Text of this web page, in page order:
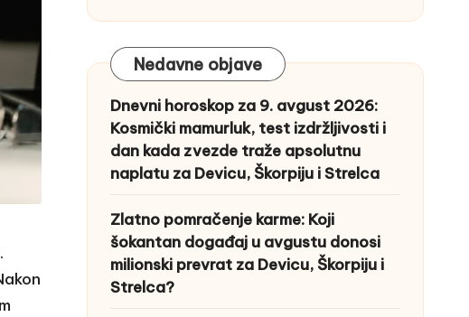
Nedavne objave
Dnevni horoskop za 9. avgust 2026:
Kosmički mamurluk, test izdržljivosti i
dan kada zvezde traže apsolutnu
naplatu za Devicu, Škorpiju i Strelca
Zlatno pomračenje karme: Koji
šokantan događaj u avgustu donosi
milionski prevrat za Devicu, Škorpiju i
Strelca?